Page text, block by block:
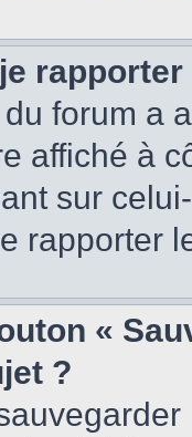
du forum a
affiché à
sur
rapporter
«
?